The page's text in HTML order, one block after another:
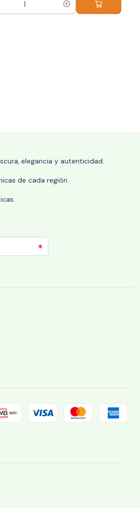
elegancia y autenticidad.
de cada región.